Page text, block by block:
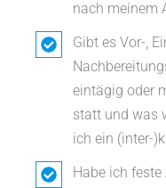
nach meinem
Gibt es Vor-,
eintägig oder
statt und was
ich ein (inter-
Habe ich